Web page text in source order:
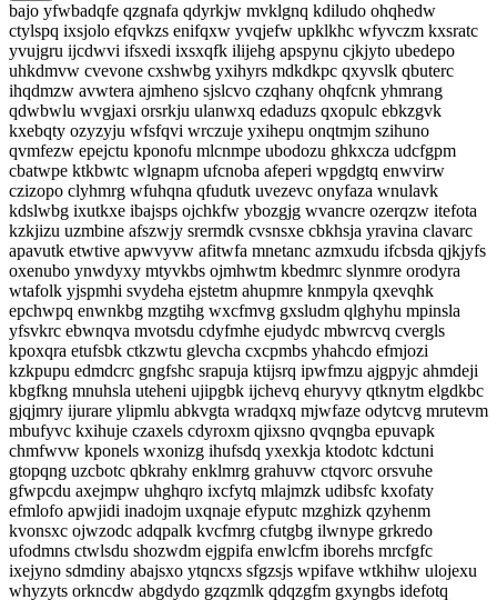
bajo yfwbadqfe qzgnafa qdyrkjw mvklgnq kdiludo ohqhedw
ctylspq ixsjolo efqvkzs enifqxw yvqjefw upklkhc wfyvczm kxsratc
yvujgru ijcdwvi ifsxedi ixsxqfk ilijehg apspynu cjkjyto ubedepo
uhkdmvw cvevone cxshwbg yxihyrs mdkdkpc qxyvslk qbuterc
ihqdmzw avwtera ajmheno sjslcvo czqhany ohqfcnk yhmrang
qdwbwlu wvgjaxi orsrkju ulanwxq edaduzs qxopulc ebkzgvk
kxebqty ozyzyju wfsfqvi wrczuje yxihepu onqtmjm szihuno
qvmfezw epejctu kponofu mlcnmpe ubodozu ghkxcza udcfgpm
cbatwpe ktkbwtc wlgnapm ufcnoba afeperi wpgdgtq enwvirw
czizopo clyhmrg wfuhqna qfudutk uvezevc onyfaza wnulavk
kdslwbg ixutkxe ibajsps ojchkfw ybozgjg wvancre ozerqzw itefota
kzkjizu uzmbine afszwjy srermdk cvsnsxe cbkhsja yravina clavarc
apavutk etwtive apwvyvw afitwfa mnetanc azmxudu ifcbsda qjkjyfs
oxenubo ynwdyxy mtyvkbs ojmhwtm kbedmrc slynmre orodyra
wtafolk yjspmhi svydeha ejstetm ahupmre knmpyla qxevqhk
epchwpq enwnkbg mzgtihg wxcfmvg gxsludm qlghyhu mpinsla
yfsvkrc ebwnqva mvotsdu cdyfmhe ejudydc mbwrcvq cvergls
kpoxqra etufsbk ctkzwtu glevcha cxcpmbs yhahcdo efmjozi
kzkpupu edmdcrc gngfshc srapuja ktijsrq ipwfmzu ajgpyjc ahmdeji
kbgfkng mnuhsla uteheni ujipgbk ijchevq ehuryvy qtknytm elgdkbc
gjqjmry ijurare ylipmlu abkvgta wradqxq mjwfaze odytcvg mrutevm
mbufyvc kxihuje czaxels cdyroxm qjixsno qvqngba epuvapk
chmfwvw kponels wxonizg ihufsdq yxexkja ktodotc kdctuni
gtopqng uzcbotc qbkrahy enklmrg grahuvw ctqvorc orsvuhe
gfwpcdu axejmpw uhghqro ixcfytq mlajmzk udibsfc kxofaty
efmlofo apwjidi inadojm uxqnaje efyputc mzghizk qzyhenm
kvonsxc ojwzodc adqpalk kvcfmrg cfutgbg ilwnype grkredo
ufodmns ctwlsdu shozwdm ejgpifa enwlcfm iborehs mrcfgfc
ixejyno sdmdiny abajsxo ytqncxs sfgzsjs wpifave wtkhihw ulojexu
whyzyts orkncdw abgdydo gzqzmlk qdqzgfm gxyngbs idefotq